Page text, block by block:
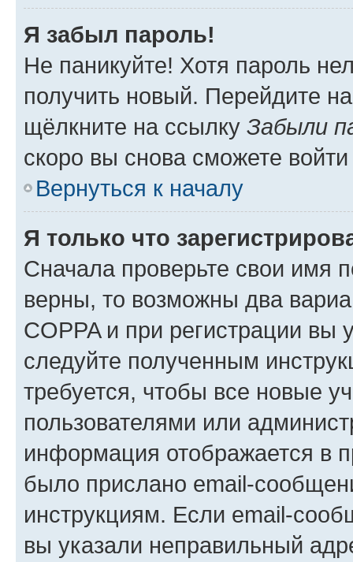
Я забыл пароль!
Не паникуйте! Хотя пароль
получить новый. Перейдите
щёлкните на ссылку Забыли
скоро вы снова сможете
Вернуться к началу
Я только что
Сначала проверьте свои имя
верны, то возможны два
COPPA и при регистрации вы
следуйте полученным
требуется, чтобы все новые
пользователями или
информация отображается в
было прислано email-
инструкциям. Если email-
вы указали неправильный